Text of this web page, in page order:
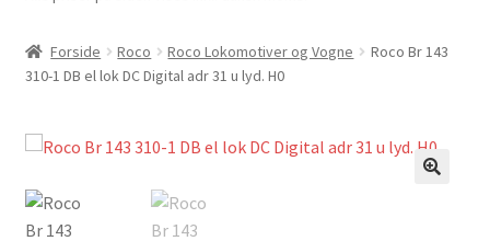
Forside Roco Roco Lokomotiver og Vogne
Roco Br 143
310-1 DB el lok DC Digital adr 31 u lyd. H0